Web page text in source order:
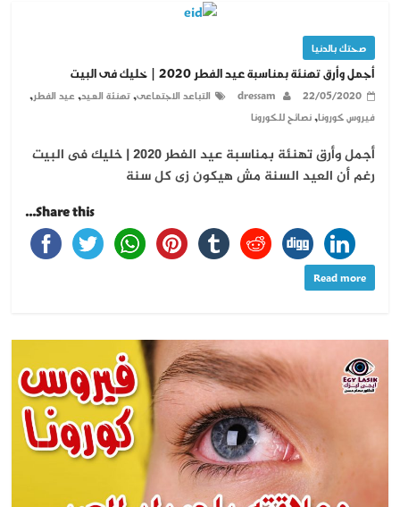
صحتك بالدنيا
أجمل وأرق تهنئة بمناسبة عيد الفطر 2020 | خليك فى البيت
22/05/2020
dressam التباعد الاجتماعى,تهنئة العيد,عيد الفطر,
فيروس كورونا,نصائح للكورونا
أجمل وأرق تهنئة بمناسبة عيد الفطر 2020 | خليك فى البيت
رغم أن العيد السنة مش هيكون زى كل سنة
Share this...
Read more